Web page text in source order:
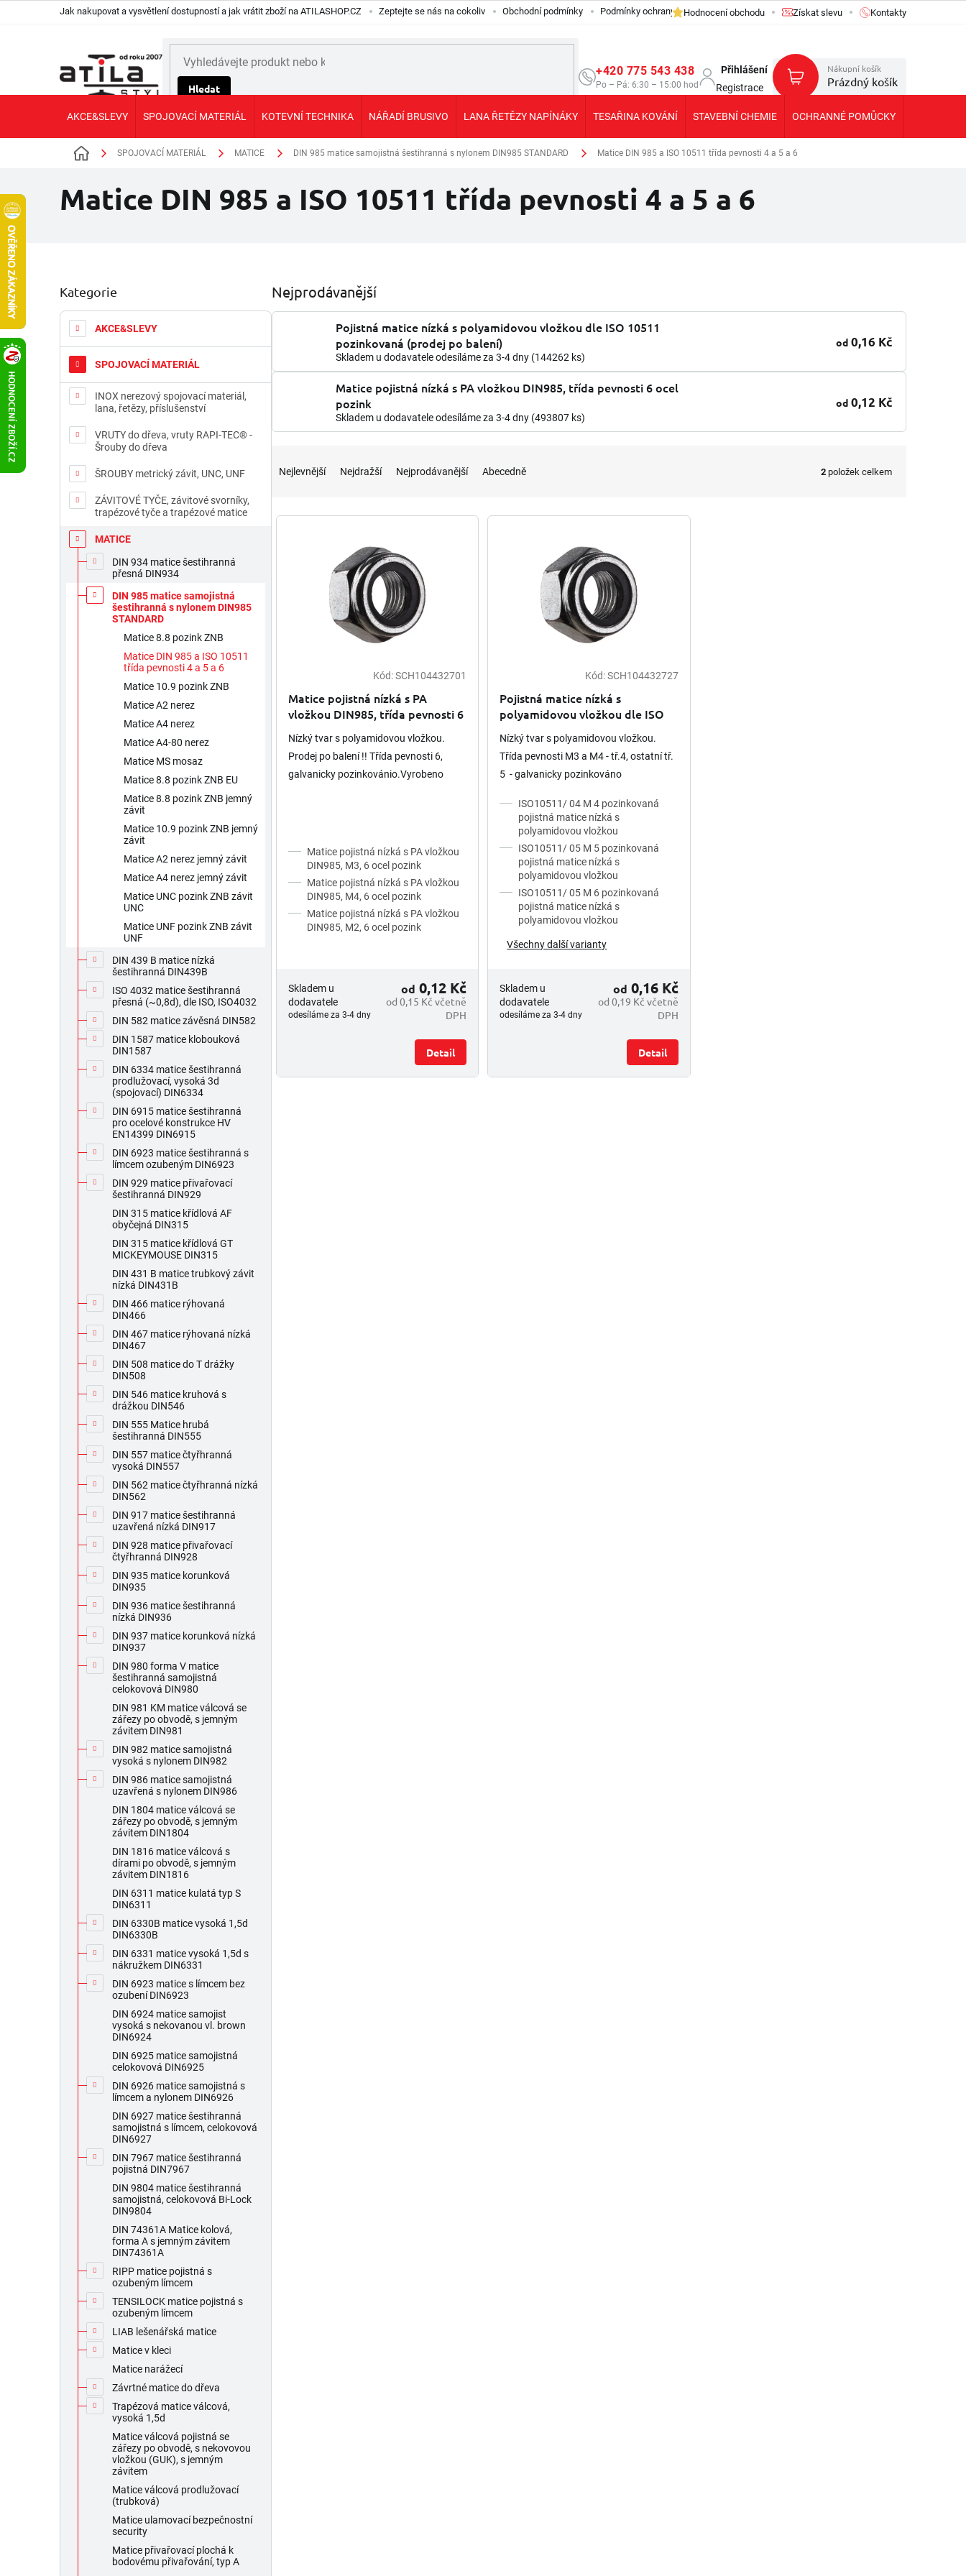
Jak nakupovat a vysvětlení dostupností a jak vrátit zboží na ATILASHOP.CZ Zeptejte se nás na cokoliv Obchodní podmínky Podmínky ochrany osobních údajů GDPR
Hodnocení obchodu Získat slevu Kontakty
Hledat
+420 775 543 438
Po – Pá: 6:30 – 15:00 hod
Přihlášení
Registrace
Nákupní košík
Prázdný košík
AKCE&SLEVY SPOJOVACÍ MATERIÁL KOTEVNÍ TECHNIKA NÁŘADÍ BRUSIVO LANA ŘETĚZY NAPÍNÁKY TESAŘINA KOVÁNÍ STAVEBNÍ CHEMIE OCHRANNÉ POMŮCKY
Domů SPOJOVACÍ MATERIÁL MATICE DIN 985 matice samojistná šestihranná s nylonem DIN985 STANDARD Matice DIN 985 a ISO 10511 třída pevnosti 4 a 5 a 6
Matice DIN 985 a ISO 10511 třída pevnosti 4 a 5 a 6
o
s
r
n
Přeskočit
kategorie
Kategorie
AKCE&SLEVY
SPOJOVACÍ MATERIÁL
INOX nerezový spojovací materiál,
lana, řetězy, příslušenství
VRUTY do dřeva, vruty RAPI-TEC® -
Šrouby do dřeva
ŠROUBY metrický závit, UNC, UNF
ZÁVITOVÉ TYČE, závitové svorníky,
trapézové tyče a trapézové matice
MATICE
DIN 934 matice šestihranná
přesná DIN934
DIN 985 matice samojistná
šestihranná s nylonem DIN985
STANDARD
Matice 8.8 pozink ZNB
Matice DIN 985 a ISO 10511
třída pevnosti 4 a 5 a 6
Matice 10.9 pozink ZNB
Matice A2 nerez
Matice A4 nerez
Matice A4-80 nerez
Matice MS mosaz
Matice 8.8 pozink ZNB EU
Matice 8.8 pozink ZNB jemný
závit
Matice 10.9 pozink ZNB jemný
závit
Matice A2 nerez jemný závit
Matice A4 nerez jemný závit
Matice UNC pozink ZNB závit
UNC
Matice UNF pozink ZNB závit
UNF
DIN 439 B matice nízká
šestihranná DIN439B
ISO 4032 matice šestihranná
přesná (~0,8d), dle ISO, ISO4032
DIN 582 matice závěsná DIN582
DIN 1587 matice klobouková
DIN1587
DIN 6334 matice šestihranná
prodlužovací, vysoká 3d
(spojovací) DIN6334
DIN 6915 matice šestihranná
pro ocelové konstrukce HV
EN14399 DIN6915
DIN 6923 matice šestihranná s
límcem ozubeným DIN6923
DIN 929 matice přivařovací
šestihranná DIN929
DIN 315 matice křídlová AF
obyčejná DIN315
DIN 315 matice křídlová GT
MICKEYMOUSE DIN315
DIN 431 B matice trubkový závit
nízká DIN431B
DIN 466 matice rýhovaná
DIN466
DIN 467 matice rýhovaná nízká
DIN467
DIN 508 matice do T drážky
DIN508
DIN 546 matice kruhová s
drážkou DIN546
DIN 555 Matice hrubá
šestihranná DIN555
DIN 557 matice čtyřhranná
vysoká DIN557
DIN 562 matice čtyřhranná nízká
DIN562
DIN 917 matice šestihranná
uzavřená nízká DIN917
DIN 928 matice přivařovací
čtyřhranná DIN928
DIN 935 matice korunková
DIN935
DIN 936 matice šestihranná
nízká DIN936
DIN 937 matice korunková nízká
DIN937
DIN 980 forma V matice
šestihranná samojistná
celokovová DIN980
DIN 981 KM matice válcová se
zářezy po obvodě, s jemným
závitem DIN981
DIN 982 matice samojistná
vysoká s nylonem DIN982
DIN 986 matice samojistná
uzavřená s nylonem DIN986
DIN 1804 matice válcová se
zářezy po obvodě, s jemným
závitem DIN1804
DIN 1816 matice válcová s
dírami po obvodě, s jemným
závitem DIN1816
DIN 6311 matice kulatá typ S
DIN6311
DIN 6330B matice vysoká 1,5d
DIN6330B
DIN 6331 matice vysoká 1,5d s
nákružkem DIN6331
DIN 6923 matice s límcem bez
ozubení DIN6923
DIN 6924 matice samojist
vysoká s nekovanou vl. brown
DIN6924
DIN 6925 matice samojistná
celokovová DIN6925
DIN 6926 matice samojistná s
límcem a nylonem DIN6926
DIN 6927 matice šestihranná
samojistná s límcem, celokovová
DIN6927
DIN 7967 matice šestihranná
pojistná DIN7967
DIN 9804 matice šestihranná
samojistná, celokovová Bi-Lock
DIN9804
DIN 74361A Matice kolová,
forma A s jemným závitem
DIN74361A
RIPP matice pojistná s
ozubeným límcem
TENSILOCK matice pojistná s
ozubeným límcem
LIAB lešenářská matice
Matice v kleci
Matice narážecí
Závrtné matice do dřeva
Trapézová matice válcová,
vysoká 1,5d
Matice válcová pojistná se
zářezy po obvodě, s nekovovou
vložkou (GUK), s jemným
závitem
Matice válcová prodlužovací
(trubková)
Matice ulamovací bezpečnostní
security
Matice přivařovací plochá k
bodovému přivařování, typ A
Nejprodávanější
Pojistná matice nízká s polyamidovou vložkou dle ISO 10511
pozinkovaná (prodej po balení)
Skladem u dodavatele odesíláme za 3-4 dny (144262 ks)
od 0,16 Kč
Matice pojistná nízká s PA vložkou DIN985, třída pevnosti 6 ocel
pozink
Skladem u dodavatele odesíláme za 3-4 dny (493807 ks)
od 0,12 Kč
n
Nejlevnější Nejdražší Nejprodávanější Abecedně 2 položek celkem
V
Kód:SCH104432701
Matice pojistná nízká s PA
vložkou DIN985, třída pevnosti 6
Nízký tvar s polyamidovou vložkou.
Prodej po balení !! Třída pevnosti 6,
galvanicky pozinkovánio.Vyrobeno
Matice pojistná nízká s PA vložkou
DIN985, M3, 6 ocel pozink
Matice pojistná nízká s PA vložkou
DIN985, M4, 6 ocel pozink
Matice pojistná nízká s PA vložkou
DIN985, M2, 6 ocel pozink
Skladem u
dodavatele
odesíláme za 3-4 dny
od 0,15 Kč včetně
DPH
od 0,12 Kč
Detail
Kód:SCH104432727
Pojistná matice nízká s
polyamidovou vložkou dle ISO
balení)
Nízký tvar s polyamidovou vložkou.
Třída pevnosti M3 a M4 - tř.4, ostatní tř.
5 - galvanicky pozinkováno
ISO10511/ 04 M 4 pozinkovaná
pojistná matice nízká s
polyamidovou vložkou
ISO10511/ 05 M 5 pozinkovaná
pojistná matice nízká s
polyamidovou vložkou
ISO10511/ 05 M 6 pozinkovaná
pojistná matice nízká s
polyamidovou vložkou
Všechny další varianty
Skladem u
dodavatele
odesíláme za 3-4 dny
od 0,19 Kč včetně
DPH
od 0,16 Kč
Detail